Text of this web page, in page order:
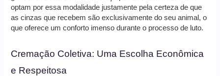
optam por essa modalidade justamente pela certeza de que
as cinzas que recebem são exclusivamente do seu animal, o
que oferece um conforto imenso durante o processo de luto.
Cremação Coletiva: Uma Escolha Econômica
e Respeitosa